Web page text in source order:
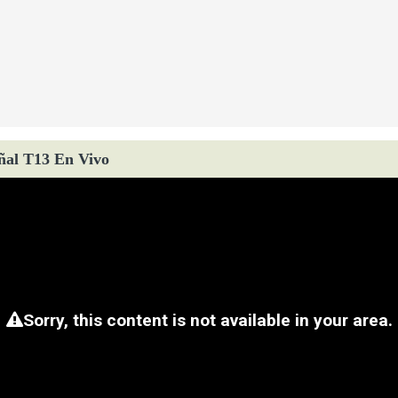
T13 En Vivo